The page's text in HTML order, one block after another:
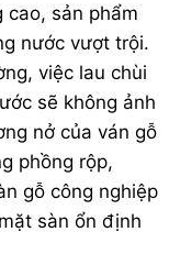
cao, sản phẩm
nước vượt trội.
việc lau chùi
sẽ không ảnh
nở của ván gỗ
phồng rộp,
gỗ công nghiệp
sàn ổn định